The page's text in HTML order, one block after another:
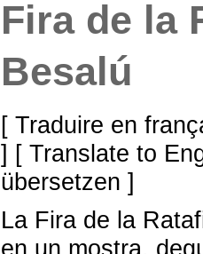
Fira de la
Besalú
[ Traduire en
] [ Translate to
übersetzen ]
La Fira de la
en un mostra,